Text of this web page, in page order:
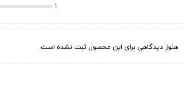
1
هنوز دیدگاهی برای این محصول ثبت نشده است.